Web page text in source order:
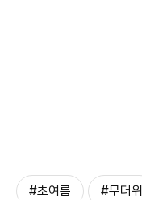
#초여름 #무더위